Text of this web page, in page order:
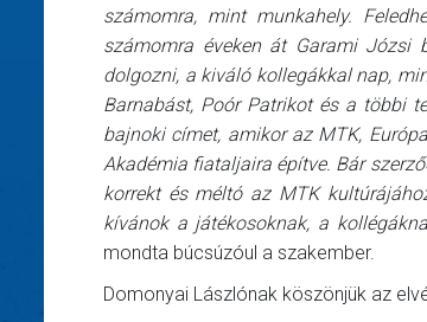
számomra, mint munkahely.
számomra éveken át Garami Józsi
dolgozni, a kiváló kollegákkal nap,
Barnabást, Poór Patrikot és a többi
bajnoki címet, amikor az MTK,
Akadémia fiataljaira építve. Bár
korrekt és méltó az MTK
kívánok a játékosoknak, a
mondta búcsúzóul a szakember.
Domonyai Lászlónak köszönjük az